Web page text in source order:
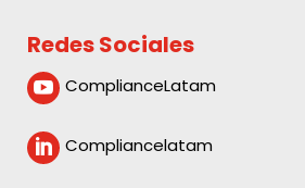
Redes Sociales
 ComplianceLatam
 Compliancelatam